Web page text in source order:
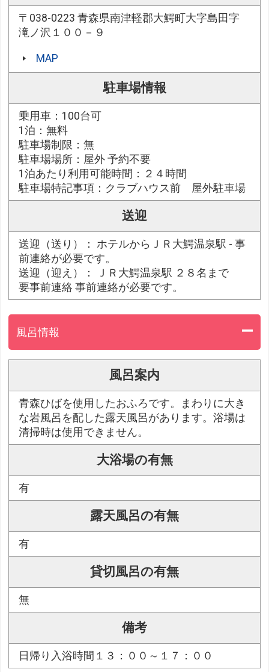
〒038-0223 青森県南津軽郡大鰐町大字島田字
滝ノ沢１００－９
MAP
駐車場情報
乗用車：100台可
1泊：無料
駐車場制限：無
駐車場場所：屋外 予約不要
1泊あたり利用可能時間：２４時間
駐車場特記事項：クラブハウス前 屋外駐車場
送迎
送迎（送り）： ホテルからＪＲ大鰐温泉駅 - 事
前連絡が必要です。
送迎（迎え）： ＪＲ大鰐温泉駅 ２８名まで
要事前連絡 事前連絡が必要です。
風呂情報
風呂案内
青森ひばを使用したおふろです。まわりに大き
な岩風呂を配した露天風呂があります。浴場は
清掃時は使用できません。
大浴場の有無
有
露天風呂の有無
有
貸切風呂の有無
無
備考
日帰り入浴時間１３：００～１７：００